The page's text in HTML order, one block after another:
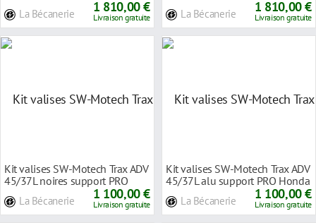
La Bécanerie 1 810,00 €
Livraison gratuite La Bécanerie 1 810,00 €
Livraison gratuite
Kit valises SW-Motech Trax ADV
45/37L noires support PRO
La Bécanerie 1 100,00 €
Livraison gratuite
Kit valises SW-Motech Trax ADV
45/37L alu support PRO Honda
La Bécanerie 1 100,00 €
Livraison gratuite